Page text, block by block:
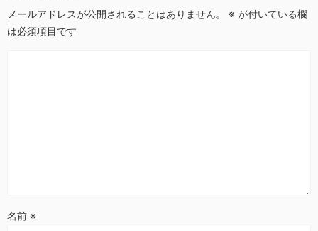
メールアドレスが公開されることはありません。 ※ が付いている欄
は必須項目です
名前 ※